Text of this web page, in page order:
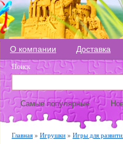
О компании Доставка
Поиск
Самые популярные
Главная » Игрушки » Игры для